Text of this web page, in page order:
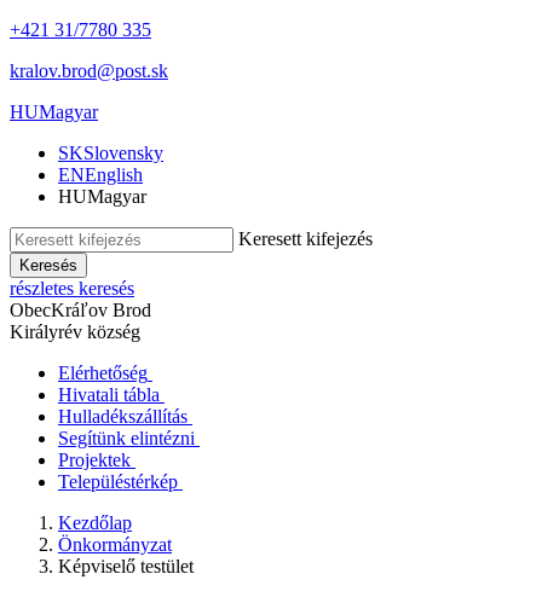
+421 31/7780 335
kralov.brod@post.sk
HUMagyar
SKSlovensky
ENEnglish
HUMagyar
Keresett kifejezés
Keresés
részletes keresés
ObecKráľov Brod
Királyrév község
Elérhetőség
Hivatali tábla
Hulladékszállítás
Segítünk elintézni
Projektek
Településtérkép
Kezdőlap
Önkormányzat
Képviselő testület